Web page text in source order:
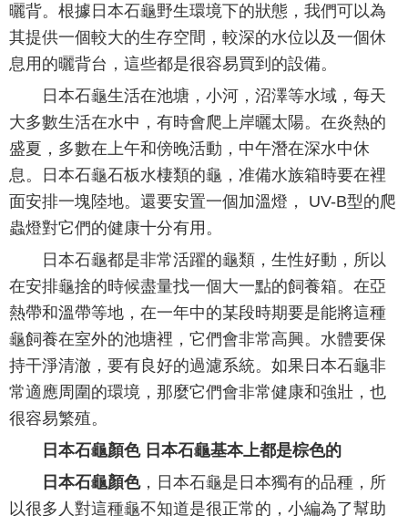
曬背。根據日本石龜野生環境下的狀態，我們可以為
其提供一個較大的生存空間，較深的水位以及一個休
息用的曬背台，這些都是很容易買到的設備。
日本石龜生活在池塘，小河，沼澤等水域，每天
大多數生活在水中，有時會爬上岸曬太陽。在炎熱的
盛夏，多數在上午和傍晚活動，中午潛在深水中休
息。日本石龜石板水棲類的龜，准備水族箱時要在裡
面安排一塊陸地。還要安置一個加溫燈， UV-B型的爬
蟲燈對它們的健康十分有用。
日本石龜都是非常活躍的龜類，生性好動，所以
在安排龜捨的時候盡量找一個大一點的飼養箱。在亞
熱帶和溫帶等地，在一年中的某段時期要是能將這種
龜飼養在室外的池塘裡，它們會非常高興。水體要保
持干淨清澈，要有良好的過濾系統。如果日本石龜非
常適應周圍的環境，那麼它們會非常健康和強壯，也
很容易繁殖。
日本石龜顏色 日本石龜基本上都是棕色的
日本石龜顏色，日本石龜是日本獨有的品種，所
以很多人對這種龜不知道是很正常的，小編為了幫助